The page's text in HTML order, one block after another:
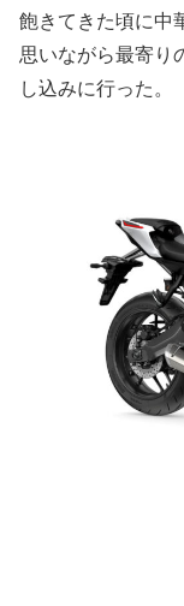
飽きてきた頃に中
思いながら最寄り
し込みに行った。